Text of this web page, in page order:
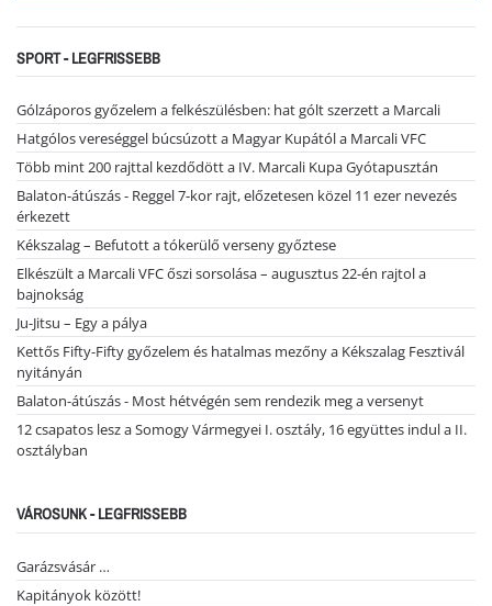
SPORT - LEGFRISSEBB
Gólzáporos győzelem a felkészülésben: hat gólt szerzett a Marcali
Hatgólos vereséggel búcsúzott a Magyar Kupától a Marcali VFC
Több mint 200 rajttal kezdődött a IV. Marcali Kupa Gyótapusztán
Balaton-átúszás - Reggel 7-kor rajt, előzetesen közel 11 ezer nevezés
érkezett
Kékszalag – Befutott a tókerülő verseny győztese
Elkészült a Marcali VFC őszi sorsolása – augusztus 22-én rajtol a
bajnokság
Ju-Jitsu – Egy a pálya
Kettős Fifty-Fifty győzelem és hatalmas mezőny a Kékszalag Fesztivál
nyitányán
Balaton-átúszás - Most hétvégén sem rendezik meg a versenyt
12 csapatos lesz a Somogy Vármegyei I. osztály, 16 együttes indul a II.
osztályban
VÁROSUNK - LEGFRISSEBB
Garázsvásár …
Kapitányok között!